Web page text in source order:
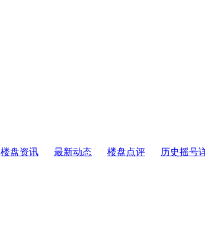
楼盘资讯 最新动态 楼盘点评 历史摇号